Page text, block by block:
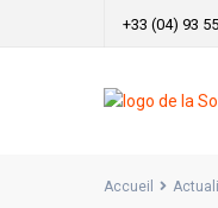
+33 (04) 93
Accueil